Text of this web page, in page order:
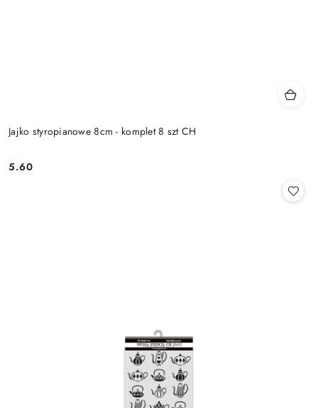
Jajko styropianowe 8cm - komplet 8 szt CH
Cena:
5.60